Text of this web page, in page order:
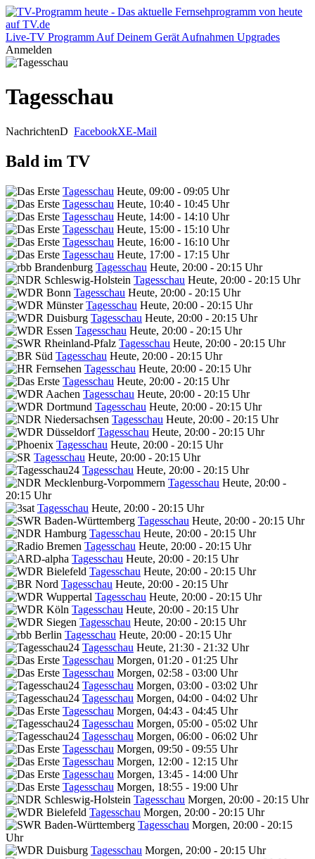
Live-TV Programm Auf Deinem Gerät Aufnahmen Upgrades
Anmelden
Tagesschau
NachrichtenD FacebookXE-Mail
Bald im TV
Tagesschau Heute, 09:00 - 09:05 Uhr
Tagesschau Heute, 10:40 - 10:45 Uhr
Tagesschau Heute, 14:00 - 14:10 Uhr
Tagesschau Heute, 15:00 - 15:10 Uhr
Tagesschau Heute, 16:00 - 16:10 Uhr
Tagesschau Heute, 17:00 - 17:15 Uhr
Tagesschau Heute, 20:00 - 20:15 Uhr
Tagesschau Heute, 20:00 - 20:15 Uhr
Tagesschau Heute, 20:00 - 20:15 Uhr
Tagesschau Heute, 20:00 - 20:15 Uhr
Tagesschau Heute, 20:00 - 20:15 Uhr
Tagesschau Heute, 20:00 - 20:15 Uhr
Tagesschau Heute, 20:00 - 20:15 Uhr
Tagesschau Heute, 20:00 - 20:15 Uhr
Tagesschau Heute, 20:00 - 20:15 Uhr
Tagesschau Heute, 20:00 - 20:15 Uhr
Tagesschau Heute, 20:00 - 20:15 Uhr
Tagesschau Heute, 20:00 - 20:15 Uhr
Tagesschau Heute, 20:00 - 20:15 Uhr
Tagesschau Heute, 20:00 - 20:15 Uhr
Tagesschau Heute, 20:00 - 20:15 Uhr
Tagesschau Heute, 20:00 - 20:15 Uhr
Tagesschau Heute, 20:00 - 20:15 Uhr
Tagesschau Heute, 20:00 -
20:15 Uhr
Tagesschau Heute, 20:00 - 20:15 Uhr
Tagesschau Heute, 20:00 - 20:15 Uhr
Tagesschau Heute, 20:00 - 20:15 Uhr
Tagesschau Heute, 20:00 - 20:15 Uhr
Tagesschau Heute, 20:00 - 20:15 Uhr
Tagesschau Heute, 20:00 - 20:15 Uhr
Tagesschau Heute, 20:00 - 20:15 Uhr
Tagesschau Heute, 20:00 - 20:15 Uhr
Tagesschau Heute, 20:00 - 20:15 Uhr
Tagesschau Heute, 20:00 - 20:15 Uhr
Tagesschau Heute, 20:00 - 20:15 Uhr
Tagesschau Heute, 21:30 - 21:32 Uhr
Tagesschau Morgen, 01:20 - 01:25 Uhr
Tagesschau Morgen, 02:58 - 03:00 Uhr
Tagesschau Morgen, 03:00 - 03:02 Uhr
Tagesschau Morgen, 04:00 - 04:02 Uhr
Tagesschau Morgen, 04:43 - 04:45 Uhr
Tagesschau Morgen, 05:00 - 05:02 Uhr
Tagesschau Morgen, 06:00 - 06:02 Uhr
Tagesschau Morgen, 09:50 - 09:55 Uhr
Tagesschau Morgen, 12:00 - 12:15 Uhr
Tagesschau Morgen, 13:45 - 14:00 Uhr
Tagesschau Morgen, 18:55 - 19:00 Uhr
Tagesschau Morgen, 20:00 - 20:15 Uhr
Tagesschau Morgen, 20:00 - 20:15 Uhr
Tagesschau Morgen, 20:00 - 20:15
Uhr
Tagesschau Morgen, 20:00 - 20:15 Uhr